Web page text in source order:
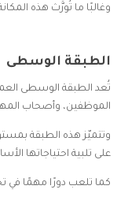
وغالبًا ما تُورَّث هذه
الطبقة الوسطى
تُعد الطبقة الوسطى
الموظفين، وأصحاب
وتتميّز هذه الطبقة
على تلبية احتياجاتها
كما تلعب دورًا مهمًا في